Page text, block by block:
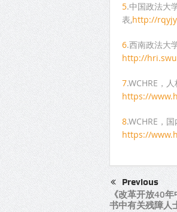
5.中国政法大
表,http://
6.西南政法大
http://
7.WCHRE，
https://
8.WCHRE，
https://
Previous
《改革开放40
书中有关残障人